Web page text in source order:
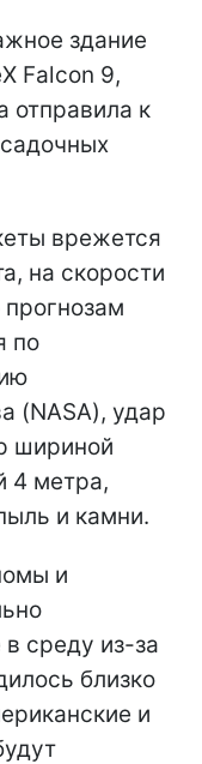
здание
Falcon 9,
отправила к
врежется
на скорости
по
(NASA), удар
шириной
4 метра,
и камни.
и
среду из-за
близко
и